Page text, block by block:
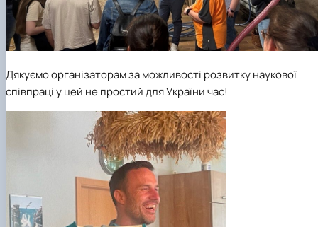
Дякуємо організаторам за можливості розвитку наукової
співпраці у цей не простий для України час!